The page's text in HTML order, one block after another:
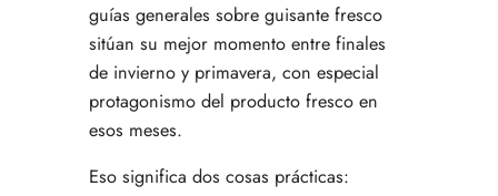
guías generales sobre guisante fresco
sitúan su mejor momento entre finales
de invierno y primavera, con especial
protagonismo del producto fresco en
esos meses.
Eso significa dos cosas prácticas: